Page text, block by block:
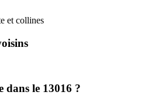
et collines
dans le 13016 ?